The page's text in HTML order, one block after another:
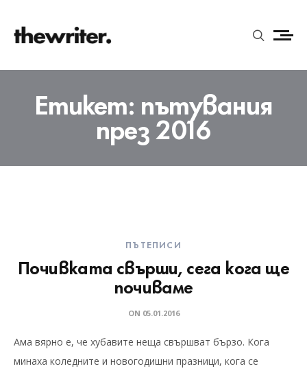
Етикет: пътувания
през 2016
ПЪТЕПИСИ
Почивката свърши, сега кога ще
почиваме
ON 05.01.2016
Ама вярно е, че хубавите неща свършват бързо. Кога
минаха коледните и новогодишни празници, кога се